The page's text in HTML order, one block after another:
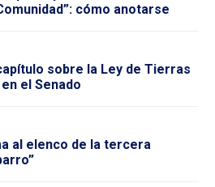
cómo anotarse
sobre la Ley de Tierras
el Senado
al elenco de la tercera